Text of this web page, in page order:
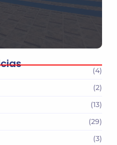
(4)
(2)
(13)
(29)
(3)